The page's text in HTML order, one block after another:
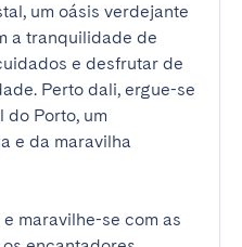
um oásis verdejante
a tranquilidade de
e desfrutar de
Perto dali, ergue-se
do Porto, um
e da maravilha
maravilhe-se com as